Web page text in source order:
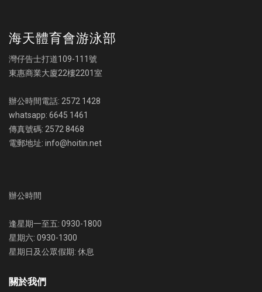
海天體育會游泳部
灣仔告士打道109-111號
東惠商業大廈22樓2201室
辦公時間電話: 2572 1428
whatsapp: 6645 1461
傳真號碼: 2572 8468
電郵地址: info@hoitin.net
辦公時間
逢星期一至五: 0930-1800
星期六: 0930-1300
星期日及公眾假期: 休息
關於我們